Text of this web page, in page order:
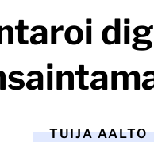
TUIJA AALTO